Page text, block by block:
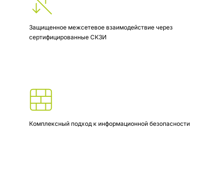
Защищенное межсетевое взаимодействие через
сертифицированные СКЗИ
Комплексный подход к информационной безопасности